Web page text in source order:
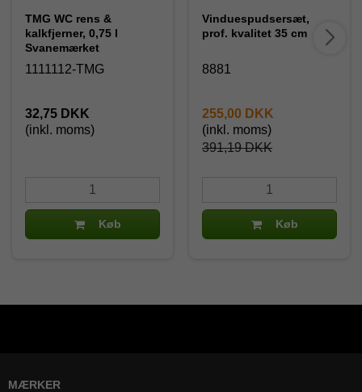
TMG WC rens &
kalkfjerner, 0,75 l
Svanemærket
1111112-TMG
32,75 DKK
(inkl. moms)
Køb
Vinduespudsersæt,
prof. kvalitet 35 cm
8881
391,19 DKK
255,00 DKK
(inkl. moms)
Køb
MÆRKER